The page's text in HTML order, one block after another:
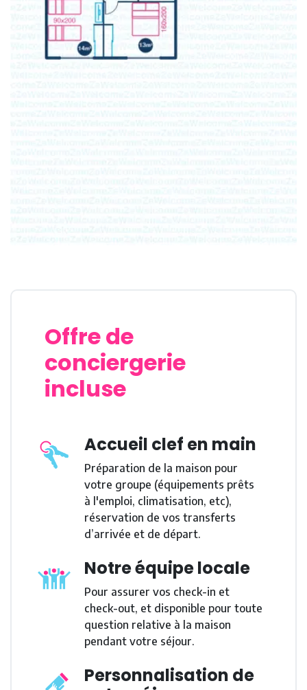
expérience exceptionnelle dans les Caraïbes. Vos
vacances vous attendent, sous le soleil de la
Guadeloupe. 🏖 ☀️
Offre de
conciergerie
incluse
Accueil clef en main
Préparation de la maison pour
votre groupe (équipements prêts
à l'emploi, climatisation, etc),
réservation de vos transferts
d’arrivée et de départ.
Notre équipe locale
Pour assurer vos check-in et
check-out, et disponible pour toute
question relative à la maison
pendant votre séjour.
Personnalisation de